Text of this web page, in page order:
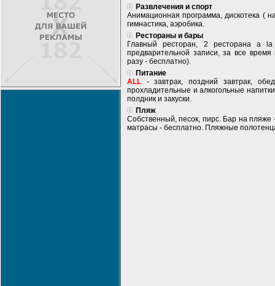
Развлечения и спорт
Анимационная программа, дискотека (
гимнастика, аэробика.
Рестораны и бары
Главный ресторан, 2 ресторана а
предварительной записи, за все
разу - бесплатно).
Питание
ALL - завтрак, поздний завтрак,
прохладительные и алкогольные
полдник и закуски.
Пляж
Собственный, песок, пирс. Бар на пляже
матрасы - бесплатно. Пляжные